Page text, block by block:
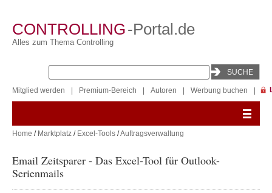
CONTROLLING-Portal.de
Alles zum Thema Controlling
Mitglied werden Premium-Bereich Autoren Werbung buchen
Home / Marktplatz / Excel-Tools /Auftragsverwaltung
Email Zeitsparer - Das Excel-Tool für Outlook-
Serienmails